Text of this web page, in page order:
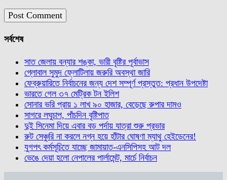
সর্বশেষ
সাত জেলায় বন্যার শঙ্কা, ভারী বৃষ্টির পূর্বাভাস
গ্লোবাল সুমুদ ফ্লোটিলায় জরুরি অবস্থা জারি
ফেব্রুয়ারিতে নির্বাচনের জন্য দেশ সম্পূর্ণ প্রস্তুত: প্রধান উপদেষ্টা
ভারতে গেল ৩৭ মেট্রিক টন ইলিশ
সোনার ভরি প্রায় ১ লাখ ৯০ হাজার, বেড়েছে রুপার দামও
সাগরে লঘুচাপ, পাঁচদিন বৃষ্টিপাত
দুই সিনেমা দিয়ে এবার বড় পর্দায় যাত্রা শুরু প্রভার
রুট সেঞ্চুরি না করলে নগ্ন হয়ে হাঁটার ঘোষণা ম্যাথু হেইডেনের!
যুগপৎ কর্মসূচিতে যাচ্ছে জামায়াত-এনসিপিসহ আট দল
ভেঙে দেয়া হলো নেপালের পার্লামেন্ট, মার্চে নির্বাচন